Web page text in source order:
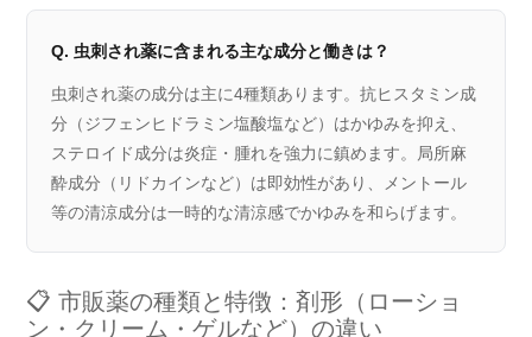
Q. 虫刺され薬に含まれる主な成分と働きは？
虫刺され薬の成分は主に4種類あります。抗ヒスタミン成
分（ジフェンヒドラミン塩酸塩など）はかゆみを抑え、
ステロイド成分は炎症・腫れを強力に鎮めます。局所麻
酔成分（リドカインなど）は即効性があり、メントール
等の清涼成分は一時的な清涼感でかゆみを和らげます。
📋 市販薬の種類と特徴：剤形（ローショ
ン・クリーム・ゲルなど）の違い